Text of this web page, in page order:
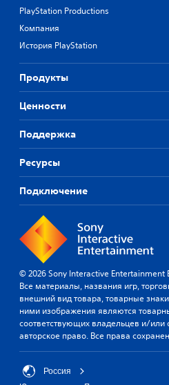
PlayStation Productions
Компания
История PlayStation
Продукты
Ценности
Поддержка
Ресурсы
Подключение
© 2026 Sony Interactive Entertainment
Все материалы, названия игр,
внешний вид товара, товарные
ними изображения являются
соответствующих владельцев и/или
авторское право. Все права
Россия